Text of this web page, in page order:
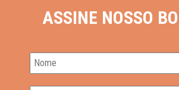
ASSINE NOSSO